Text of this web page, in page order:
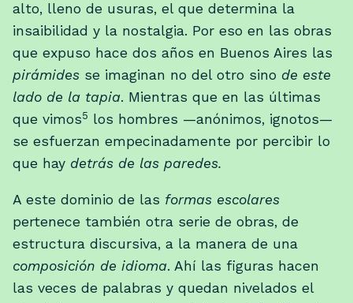
alto, lleno de usuras, el que determina la
insaibilidad y la nostalgia. Por eso en las obras
que expuso hace dos años en Buenos Aires las
pirámides se imaginan no del otro sino de este
lado de la tapia. Mientras que en las últimas
que vimos5 los hombres —anónimos, ignotos—
se esfuerzan empecinadamente por percibir lo
que hay detrás de las paredes.
A este dominio de las formas escolares
pertenece también otra serie de obras, de
estructura discursiva, a la manera de una
composición de idioma. Ahí las figuras hacen
las veces de palabras y quedan nivelados el